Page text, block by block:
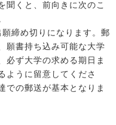
聞くと、前向きに次のこ
締め切りになります。郵
願書持ち込み可能な大学
必ず大学の求める期日ま
ように留意してくださ
での郵送が基本となりま